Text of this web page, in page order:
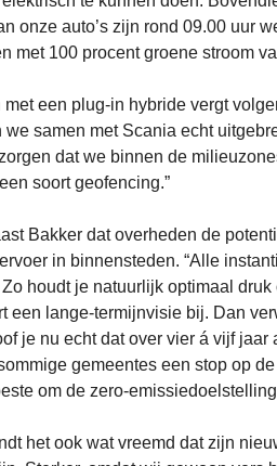
onze auto’s zijn rond 09.00 uur
met 100 procent groene stroom
met een plug-in hybride vergt
we samen met Scania echt
dat we binnen de
soort geofencing.”
Bakker dat overheden de
in binnensteden. “Alle
houdt je natuurlijk optimaal
een lange-termijnvisie bij. Dan
je nu echt dat over vier á vijf
gemeentes een stop op
om de zero-
het ook wat vreemd dat zijn